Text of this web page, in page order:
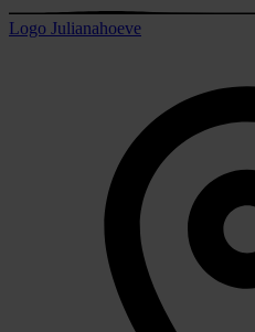
Logo Julianahoeve